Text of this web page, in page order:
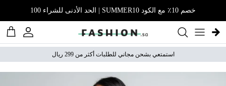
خصم 10٪ مع الكود SUMMER10 | الحد الأدنى للشراء 100
الحساب
استمتعي بشحن مجاني للطلبات أكثر من 299 ريال